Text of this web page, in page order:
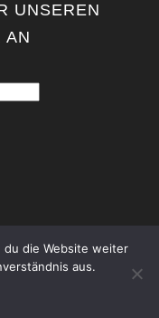
UNSEREN
AN
artist berlin . all
du die Website weiter
aus.